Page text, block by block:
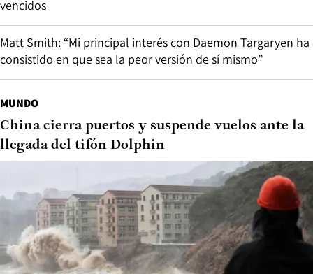
vencidos
Matt Smith: “Mi principal interés con Daemon Targaryen ha
consistido en que sea la peor versión de sí mismo”
MUNDO
China cierra puertos y suspende vuelos ante la
llegada del tifón Dolphin